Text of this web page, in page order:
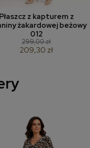
Płaszcz z kapturem z
żakardowej beżowy
012
299,00 zł
209,30 zł